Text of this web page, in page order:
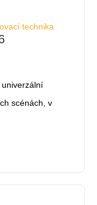
technika
scénách, v